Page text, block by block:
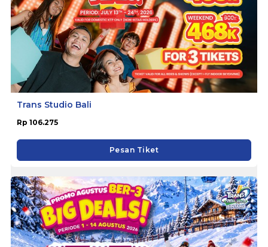
Trans Studio Bali
Rp 106.275
Pesan Tiket